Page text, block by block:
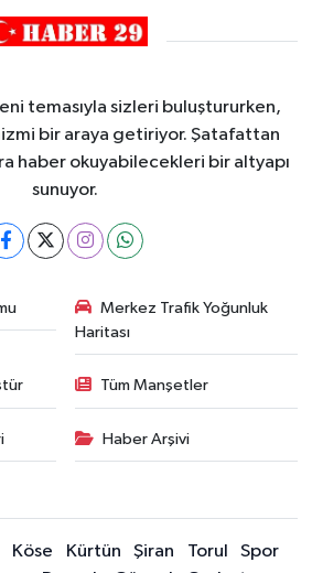
temasıyla sizleri buluştururken,
bir araya getiriyor. Şatafattan
haber okuyabilecekleri bir altyapı
sunuyor.
Merkez Trafik Yoğunluk
Haritası
Tüm Manşetler
Haber Arşivi
Köse Kürtün Şiran Torul
Spor